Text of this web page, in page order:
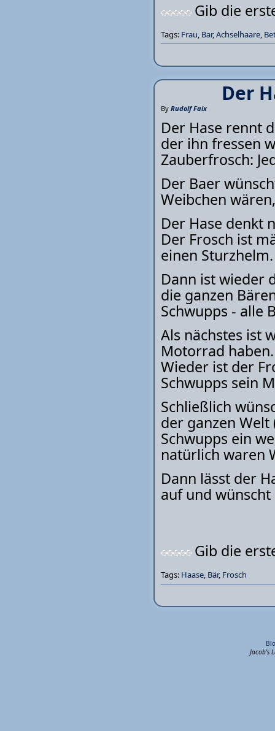
Gib die
Tags: Frau, Bar,Achselhaare,
Der
By Rudolf Faix
Der Hase rennt
der ihn fressen
Zauberfrosch:
Der Baer
Weibchen
Der Hase denkt
Der Frosch ist
einen Sturzhelm.
Dann ist wieder
die ganzen
Schwupps - alle
Als nächstes ist
Motorrad haben.
Wieder ist der
Schwupps sein
Schließlich
der ganzen
Schwupps ein
natürlich waren
Dann lässt der
auf und
Gib die
Tags: Haase, Bär, Frosch
Jacob's